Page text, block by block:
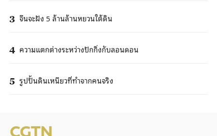
3 จีนจะฝัง 5 ล้านล้านหยวนใต้ดิน
4 ความแตกต่างระหว่างปักกิ่งกับลอนดอน
5 รูปปั้นดินเหนียวที่ทำจากคนจริง